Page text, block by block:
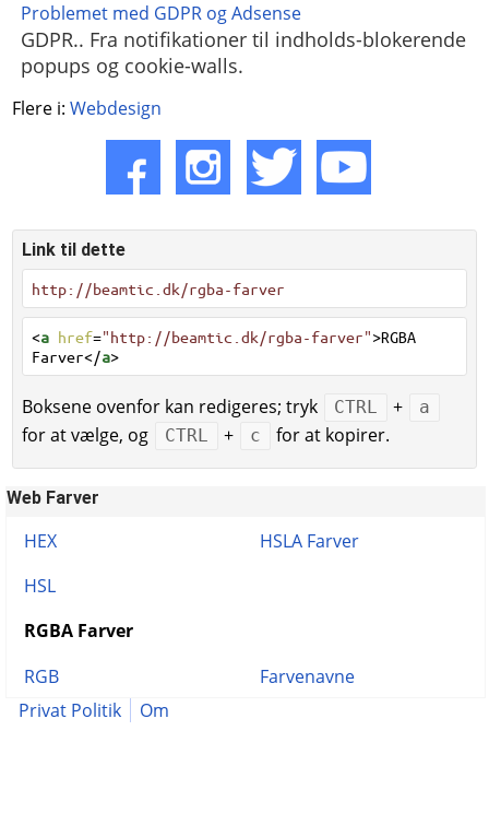
Web Farver
HEX
HSLA Farver
HSL
RGBA Farver
RGB
Farvenavne
Problemet med GDPR og Adsense
GDPR.. Fra notifikationer til indholds-blokerende
popups og cookie-walls.
Flere i:Webdesign
Link til dette
http://beamtic.dk/rgba-farver
<a href="http://beamtic.dk/rgba-farver">RGBA
Farver</a>
Boksene ovenfor kan redigeres; tryk CTRL + a
for at vælge, og CTRL + c for at kopirer.
Privat Politik Om